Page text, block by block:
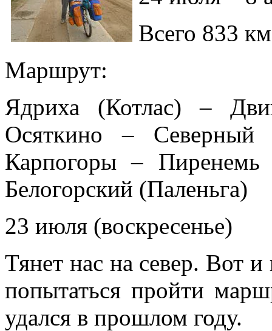
Всего 833 км
Маршрут:
Ядриха (Котлас) –
Осяткино –
Карпогоры –
Белогорский (Паленьга)
23 июля (воскресенье)
Тянет нас на север. Вот
попытаться пройти
удался в прошлом году.